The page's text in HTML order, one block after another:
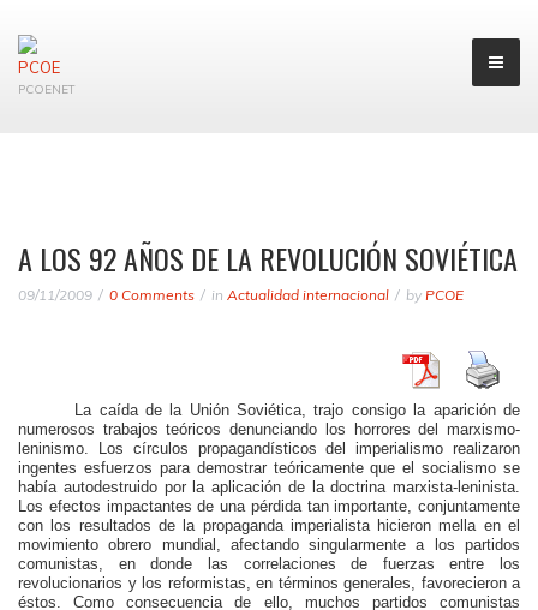
PCOENET
A LOS 92 AÑOS DE LA REVOLUCIÓN SOVIÉTICA
09/11/2009 0 Comments in Actualidad internacional by PCOE
La caída de la Unión Soviética, trajo consigo la aparición de
numerosos trabajos teóricos denunciando los horrores del marxismo-
leninismo. Los círculos propagandísticos del imperialismo realizaron
ingentes esfuerzos para demostrar teóricamente que el socialismo se
había autodestruido por la aplicación de la doctrina marxista-leninista.
Los efectos impactantes de una pérdida tan importante, conjuntamente
con los resultados de la propaganda imperialista hicieron mella en el
movimiento obrero mundial, afectando singularmente a los partidos
comunistas, en donde las correlaciones de fuerzas entre los
revolucionarios y los reformistas, en términos generales, favorecieron a
éstos. Como consecuencia de ello, muchos partidos comunistas